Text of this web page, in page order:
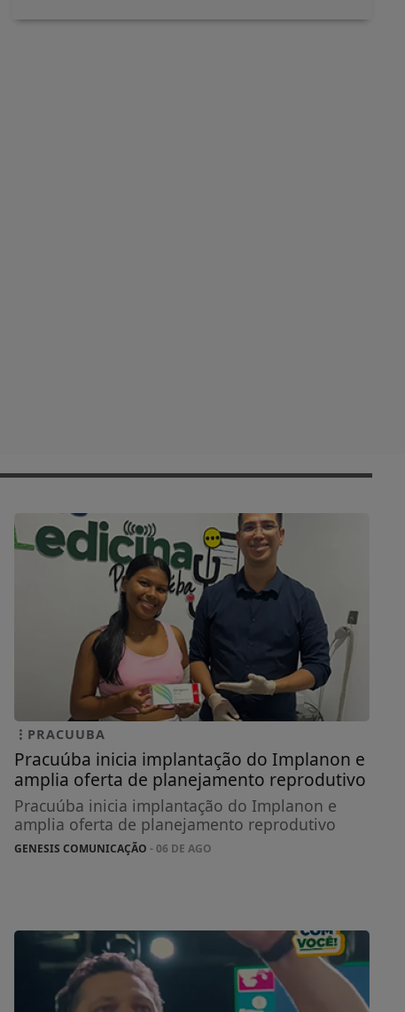
PRACUUBA
Pracuúba inicia implantação do Implanon e
amplia oferta de planejamento reprodutivo
Pracuúba inicia implantação do Implanon e
amplia oferta de planejamento reprodutivo
GENESIS COMUNICAÇÃO - 06 DE AGO